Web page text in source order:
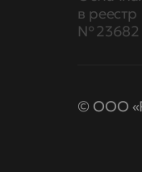
в
№ 23682
© ООО